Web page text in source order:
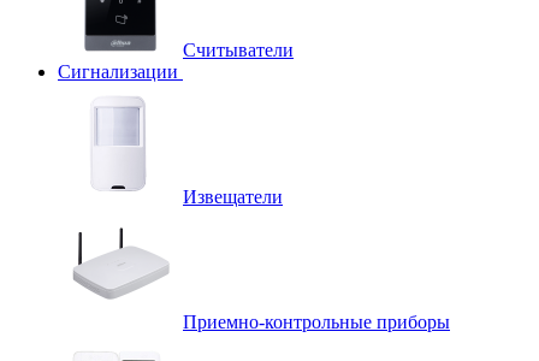
Считыватели
Сигнализации
Извещатели
Приемно-контрольные приборы